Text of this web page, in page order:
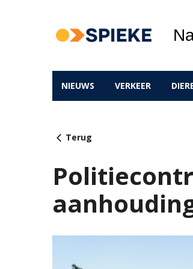
NIEUWS VERKEER
Terug